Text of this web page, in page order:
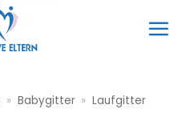
» Babygitter » Laufgitter